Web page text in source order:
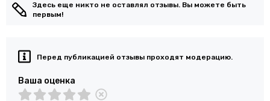
Здесь еще никто не оставлял отзывы. Вы можете быть
первым!
Перед публикацией отзывы проходят модерацию.
Ваша оценка